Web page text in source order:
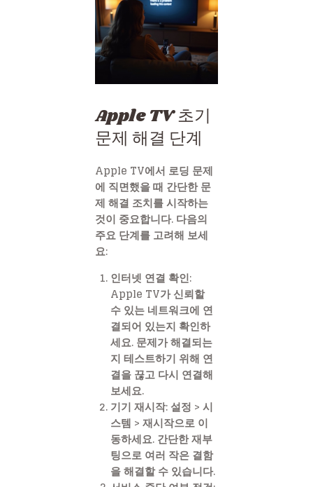
Apple TV 초기
문제 해결 단계
Apple TV에서 로딩 문제
에 직면했을 때 간단한 문
제 해결 조치를 시작하는
것이 중요합니다. 다음의
주요 단계를 고려해 보세
요:
인터넷 연결 확인:
Apple TV가 신뢰할
수 있는 네트워크에 연
결되어 있는지 확인하
세요. 문제가 해결되는
지 테스트하기 위해 연
결을 끊고 다시 연결해
보세요.
기기 재시작: 설정 > 시
스템 > 재시작으로 이
동하세요. 간단한 재부
팅으로 여러 작은 결함
을 해결할 수 있습니다.